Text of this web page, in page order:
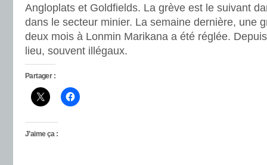
Angloplats et Goldfields. La grève est le suivant
dans le secteur minier. La semaine dernière, une
deux mois à Lonmin Marikana a été réglée.
lieu, souvent illégaux.
Partager :
J’aime ça :